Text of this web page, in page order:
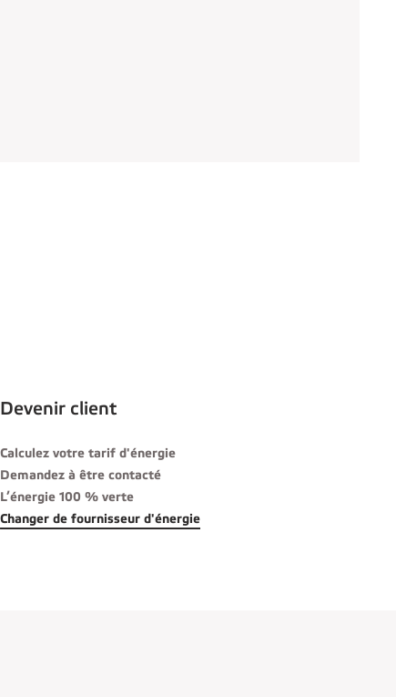
Devenir client
Calculez votre tarif d'énergie
Demandez à être contacté
L’énergie 100 % verte
Changer de fournisseur d'énergie